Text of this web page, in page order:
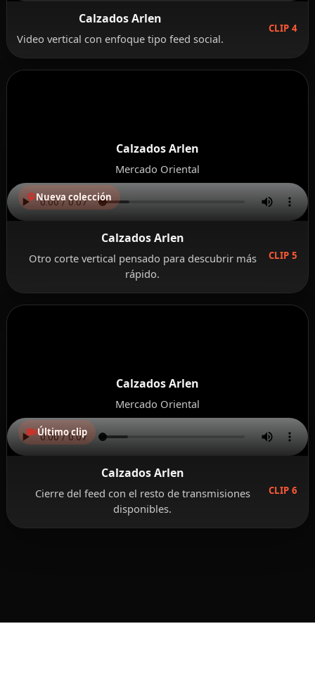
Calzados Arlen
Video vertical con enfoque tipo feed social.
CLIP 4
Calzados Arlen
Mercado Oriental
Nueva colección
Calzados Arlen
Otro corte vertical pensado para descubrir más
rápido.
CLIP 5
Calzados Arlen
Mercado Oriental
Último clip
Calzados Arlen
Cierre del feed con el resto de transmisiones
disponibles.
CLIP 6